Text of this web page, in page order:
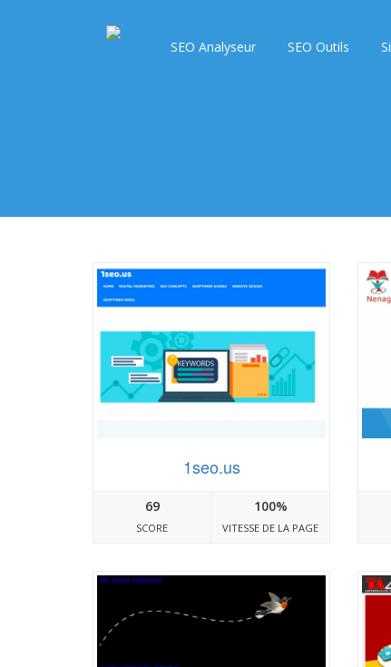
SEO Analyseur SEO Outils
1seo.us
69
SCORE
100%
VITESSE DE LA PAGE